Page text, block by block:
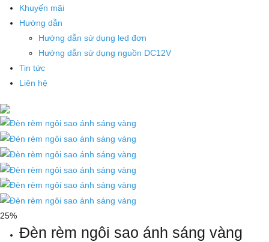
Khuyến mãi
Hướng dẫn
Hướng dẫn sử dụng led đơn
Hướng dẫn sử dụng nguồn DC12V
Tin tức
Liên hệ
25%
Đèn rèm ngôi sao ánh sáng vàng